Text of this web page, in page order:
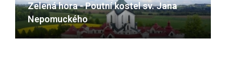
Zelená hora - Poutní kostel sv. Jana
Nepomuckého